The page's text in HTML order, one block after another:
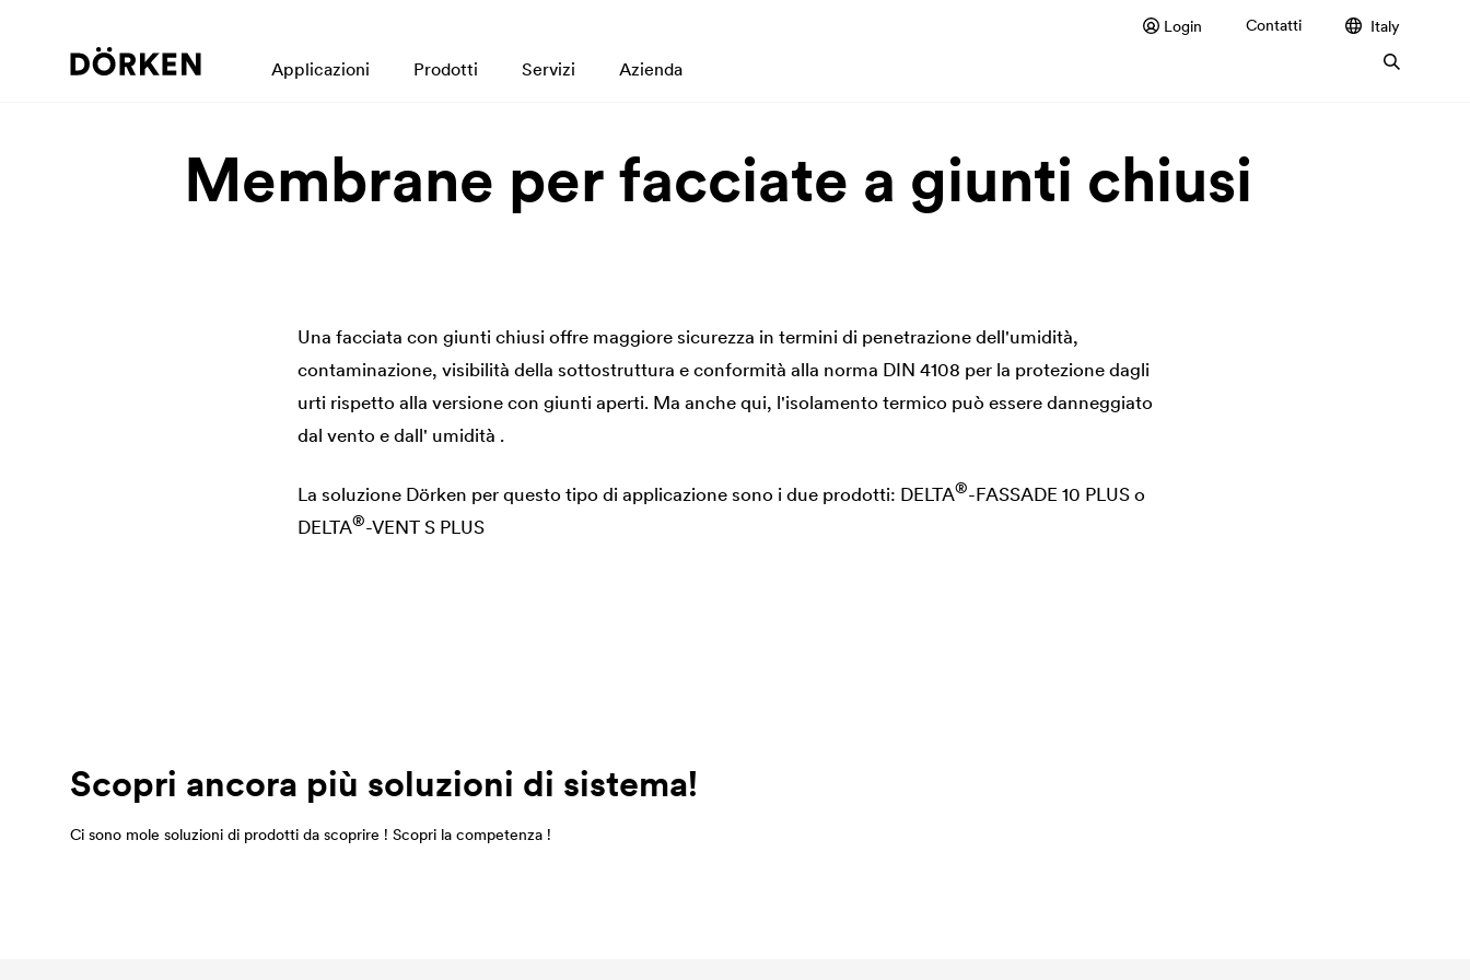
Login Contatti Italy
Applicazioni Prodotti Servizi Azienda
Membrane per facciate a giunti chiusi
Una facciata con giunti chiusi offre maggiore sicurezza in termini di penetrazione dell'umidità,
contaminazione, visibilità della sottostruttura e conformità alla norma DIN 4108 per la protezione dagli
urti rispetto alla versione con giunti aperti. Ma anche qui, l'isolamento termico può essere danneggiato
dal vento e dall' umidità .
La soluzione Dörken per questo tipo di applicazione sono i due prodotti: DELTA®-FASSADE 10 PLUS o
DELTA®-VENT S PLUS
Scopri ancora più soluzioni di sistema!
Ci sono mole soluzioni di prodotti da scoprire ! Scopri la competenza !